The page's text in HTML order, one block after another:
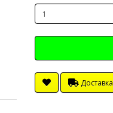
Доставка